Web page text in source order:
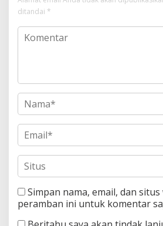
ditandai *
Simpan nama, email, dan situs
peramban ini untuk komentar